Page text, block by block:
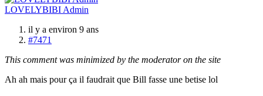
LOVELYBIBI Admin
il y a environ 9 ans
#7471
This comment was minimized by the moderator on the site
Ah ah mais pour ça il faudrait que Bill fasse une betise lol